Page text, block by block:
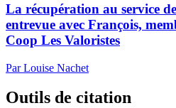
La récupération au service
entrevue avec François,
Coop Les Valoristes
Par Louise Nachet
Outils de citation